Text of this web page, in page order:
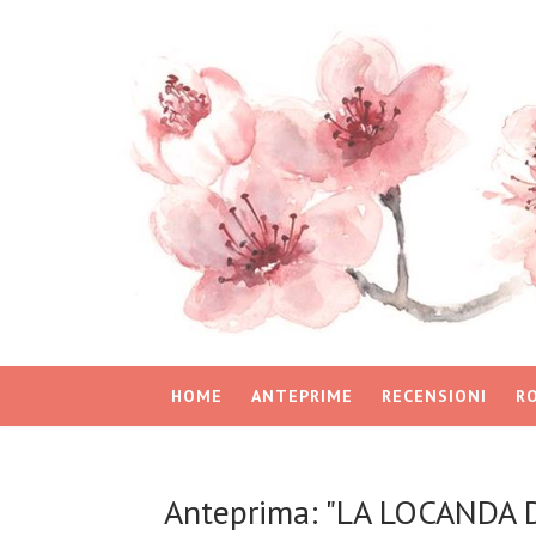
HOME ANTEPRIME RECENSIONI
Anteprima: "LA LOCANDA